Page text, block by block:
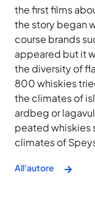
the first films
the story began
course brands
appeared but it
the diversity of
800 whiskies
the climates of
ardbeg or
peated whiskies
climates of
All'autore